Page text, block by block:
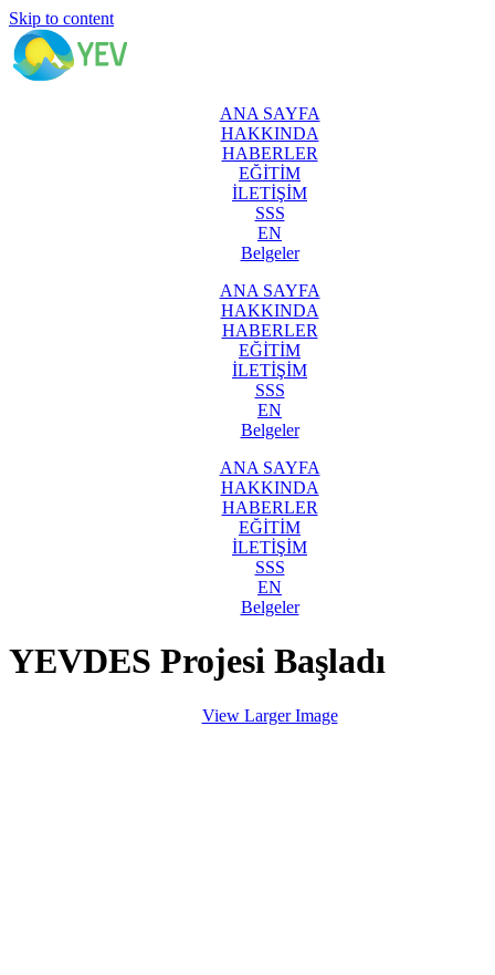
Skip to content
ANA SAYFA
HAKKINDA
HABERLER
EĞİTİM
İLETİŞİM
SSS
EN
Belgeler
ANA SAYFA
HAKKINDA
HABERLER
EĞİTİM
İLETİŞİM
SSS
EN
Belgeler
ANA SAYFA
HAKKINDA
HABERLER
EĞİTİM
İLETİŞİM
SSS
EN
Belgeler
YEVDES Projesi Başladı
View Larger Image